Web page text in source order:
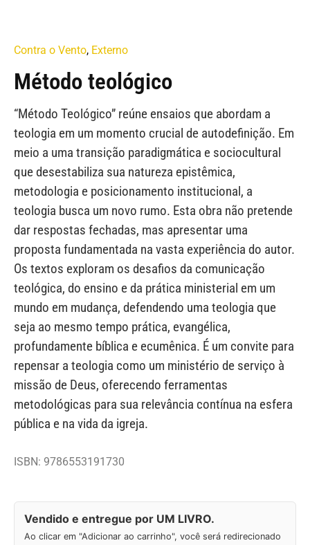
Contra o Vento, Externo
Método teológico
“Método Teológico” reúne ensaios que abordam a
teologia em um momento crucial de autodefinição. Em
meio a uma transição paradigmática e sociocultural
que desestabiliza sua natureza epistêmica,
metodologia e posicionamento institucional, a
teologia busca um novo rumo. Esta obra não pretende
dar respostas fechadas, mas apresentar uma
proposta fundamentada na vasta experiência do autor.
Os textos exploram os desafios da comunicação
teológica, do ensino e da prática ministerial em um
mundo em mudança, defendendo uma teologia que
seja ao mesmo tempo prática, evangélica,
profundamente bíblica e ecumênica. É um convite para
repensar a teologia como um ministério de serviço à
missão de Deus, oferecendo ferramentas
metodológicas para sua relevância contínua na esfera
pública e na vida da igreja.
ISBN: 9786553191730
Vendido e entregue por UM LIVRO.
Ao clicar em "Adicionar ao carrinho", você será redirecionado